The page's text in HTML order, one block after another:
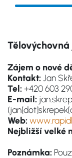
Tělovýchovná
Zájem o nové
Kontakt: Jan
Tel: +420 603
E-mail:
Web:
Nejbližší velké
Poznámka: